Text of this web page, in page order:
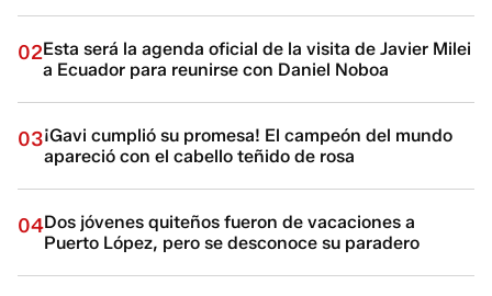
02Esta será la agenda oficial de la visita de Javier Milei
a Ecuador para reunirse con Daniel Noboa
03¡Gavi cumplió su promesa! El campeón del mundo
apareció con el cabello teñido de rosa
04Dos jóvenes quiteños fueron de vacaciones a
Puerto López, pero se desconoce su paradero